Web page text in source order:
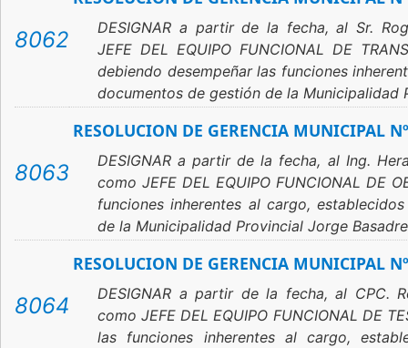
8062
DESIGNAR a partir de la fecha, al Sr.
JEFE DEL EQUIPO FUNCIONAL DE
debiendo desempeñar las funciones
documentos de gestión de la Municipalidad
8063
RESOLUCION DE GERENCIA MUNICIPAL
DESIGNAR a partir de la fecha, al Ing.
como JEFE DEL EQUIPO FUNCIONAL DE
funciones inherentes al cargo,
de la Municipalidad Provincial Jorge
8064
RESOLUCION DE GERENCIA MUNICIPAL
DESIGNAR a partir de la fecha, al CPC.
como JEFE DEL EQUIPO FUNCIONAL DE
las funciones inherentes al cargo,